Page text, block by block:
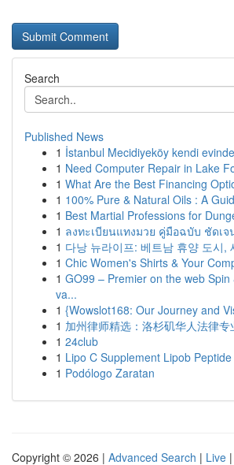
Search
Published News
1 İstanbul Mecidiyeköy kendi
1 Need Computer Repair in Lake
1 What Are the Best Financing
1 100% Pure & Natural Oils : A
1 Best Martial Professions for
1 ลงทะเบียนแทงมวย คู่มือฉบับ ชัดเจ
1 다낭 뉴라이프: 베트남 휴양 도시,
1 Chic Women's Shirts & Your
1 GO99 – Premier on the web Spin
va...
1 {Wowslot168: Our Journey and
1 加州律师精选：洛杉矶华人法律专
1 24club
1 Lipo C Supplement Lipob
1 Podólogo Zaratan
Copyright © 2026 | Advanced Search | Live |